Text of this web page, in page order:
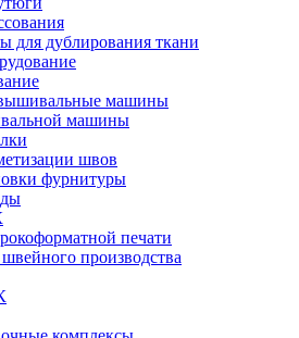
для дублирования ткани
машины
машины
швов
фурнитуры
печати
производства